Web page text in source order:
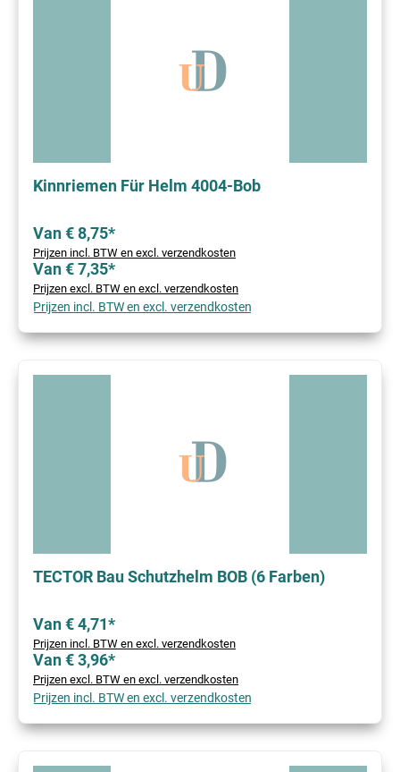
Kinnriemen Für Helm 4004-Bob
Van € 8,75*
Prijzen incl. BTW en excl. verzendkosten
Van € 7,35*
Prijzen excl. BTW en excl. verzendkosten
Prijzen incl. BTW en excl. verzendkosten
TECTOR Bau Schutzhelm BOB (6 Farben)
Van € 4,71*
Prijzen incl. BTW en excl. verzendkosten
Van € 3,96*
Prijzen excl. BTW en excl. verzendkosten
Prijzen incl. BTW en excl. verzendkosten